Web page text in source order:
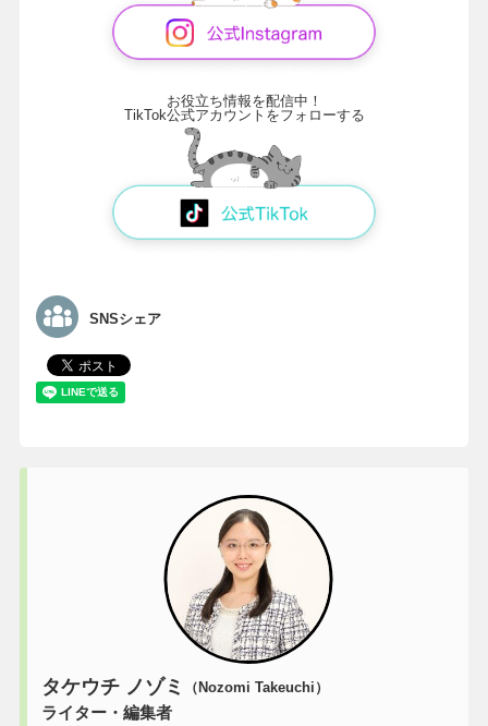
お役立ち情報を配信中！
TikTok公式アカウントをフォローする
SNSシェア
タケウチ ノゾミ （Nozomi Takeuchi）
ライター・編集者